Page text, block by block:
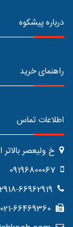
درباره پیشکوه
راهنمای خرید
اطلاعات تماس
خ ولیعصر بالاتر